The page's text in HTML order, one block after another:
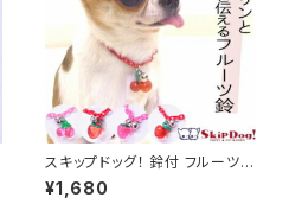
スキップドッグ！ 鈴付 フルーツ
プラチェーン チョーカー チワワ
犬 ペット 小型犬 鈴 子犬 首輪
¥1,680